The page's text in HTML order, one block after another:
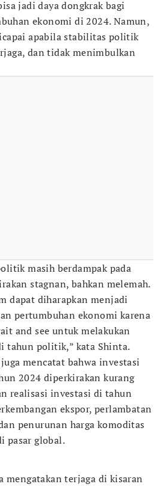
jadi daya dongkrak bagi
ekonomi di 2024. Namun,
apabila stabilitas politik
dan tidak menimbulkan
masih berdampak pada
stagnan, bahkan melemah.
dapat diharapkan menjadi
pertumbuhan ekonomi karena
and see untuk melakukan
tahun politik,” kata Shinta.
mencatat bahwa investasi
2024 diperkirakan kurang
realisasi investasi di tahun
ekspor, perlambatan
penurunan harga komoditas
pasar global.
terjaga di kisaran